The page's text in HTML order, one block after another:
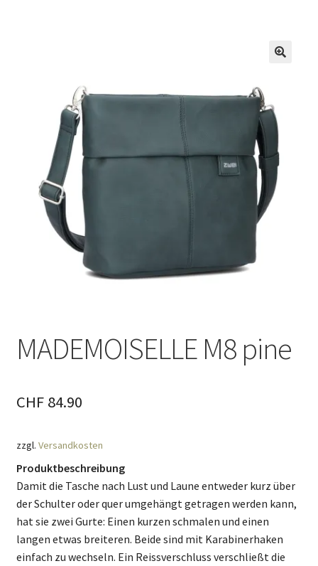
MADEMOISELLE M8 pine
CHF84.90
zzgl. Versandkosten
Produktbeschreibung
Damit die Tasche nach Lust und Laune entweder kurz über
der Schulter oder quer umgehängt getragen werden kann,
hat sie zwei Gurte: Einen kurzen schmalen und einen
langen etwas breiteren. Beide sind mit Karabinerhaken
einfach zu wechseln. Ein Reissverschluss verschließt die